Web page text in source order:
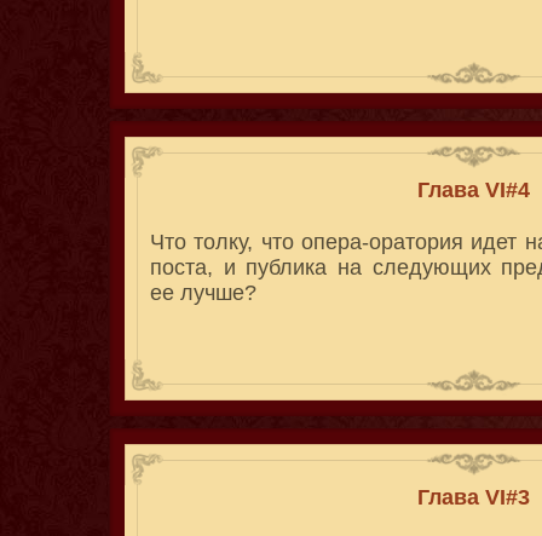
Глава VI#4
Что толку, что опера-оратория идет
поста, и публика на следующих
ее лучше?
Глава VI#3